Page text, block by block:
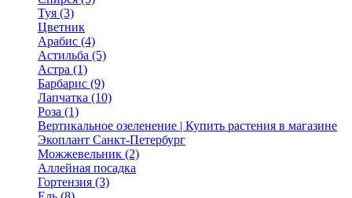
Туя (3)
Цветник
Арабис (4)
Астильба (5)
Астра (1)
Барбарис (9)
Лапчатка (10)
Роза (1)
Вертикальное озеленение | Купить растения в магазине
Экоплант Санкт-Петербург
Можжевельник (2)
Аллейная посадка
Гортензия (3)